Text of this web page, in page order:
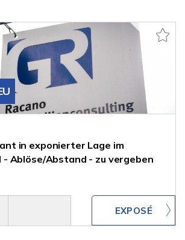
in exponierter Lage im
Ablöse/Abstand - zu vergeben